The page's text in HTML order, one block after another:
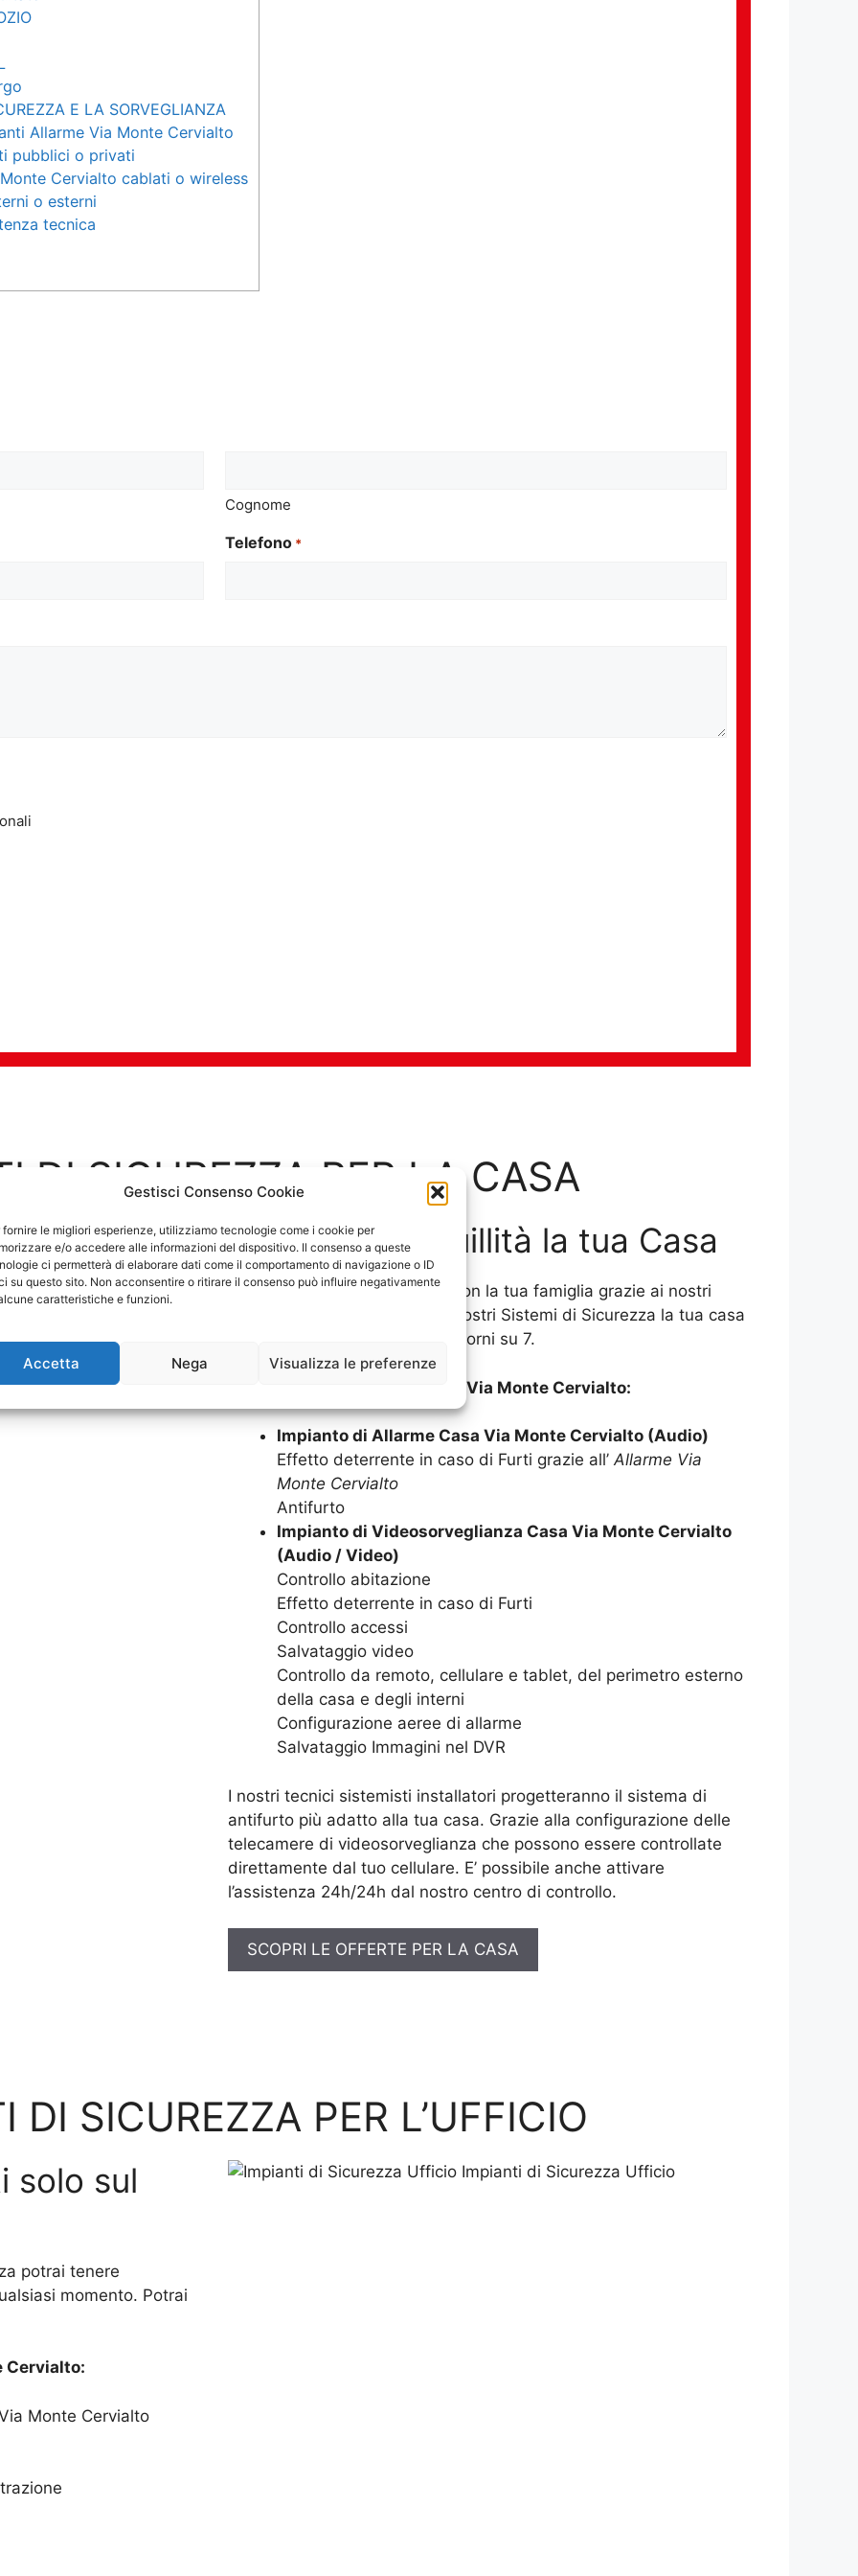
Gestisci Consenso Cookie
fornire le migliori esperienze, utilizziamo tecnologie come i cookie per
e/o accedere alle informazioni del dispositivo. Il consenso a queste
ci permetterà di elaborare dati come il comportamento di navigazione o ID
su questo sito. Non acconsentire o ritirare il consenso può influire negativamente
caratteristiche e funzioni.
Accetta Nega Visualizza le preferenze
E LA SORVEGLIANZA
Allarme Via Monte Cervialto
pubblici o privati
Cervialto cablati o wireless
o esterni
tecnica
Cognome
Telefono *
DI SICUREZZA PER LA CASA
Casa Goditi in tranquillità la tua Casa
Goditi in serenità la tua casa con la tua famiglia grazie ai nostri
Impianti di Allarme. Grazie ai nostri Sistemi di Sicurezza la tua casa
sarà protetta 24 ore su 24, 7 giorni su 7.
SISTEMI DI SICUREZZA CASA Via Monte Cervialto:
Impianto di Allarme Casa Via Monte Cervialto (Audio)
Effetto deterrente in caso di Furti grazie all’Allarme Via
Monte Cervialto
Antifurto
Impianto di Videosorveglianza Casa Via Monte Cervialto
(Audio / Video)
Controllo abitazione
Effetto deterrente in caso di Furti
Controllo accessi
Salvataggio video
Controllo da remoto, cellulare e tablet, del perimetro esterno
della casa e degli interni
Configurazione aeree di allarme
Salvataggio Immagini nel DVR
I nostri tecnici sistemisti installatori progetteranno il sistema di
antifurto più adatto alla tua casa. Grazie alla configurazione delle
telecamere di videosorveglianza che possono essere controllate
direttamente dal tuo cellulare. E’ possibile anche attivare
l’assistenza 24h/24h dal nostro centro di controllo.
SCOPRI LE OFFERTE PER LA CASA
DI SICUREZZA PER L’UFFICIO
solo sul
potrai tenere
momento. Potrai
Cervialto:
Monte Cervialto
Impianti di Sicurezza Ufficio